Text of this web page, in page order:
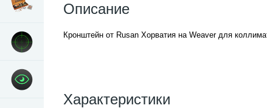
Описание
Кронштейн от Rusan Хорватия на Weaver для
Характеристики